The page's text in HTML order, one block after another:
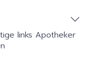
links Apotheker